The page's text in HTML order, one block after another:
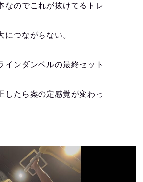
なのでこれが抜けてるトレ
につながらない。
インダンベルの最終セット
したら案の定感覚が変わっ